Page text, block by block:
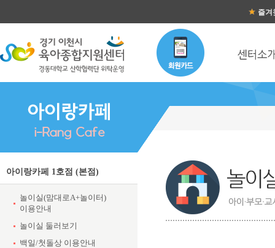
즐겨
아이랑카페 1호점 (본점)
놀이실(맘대로A+놀이터)
이용안내
놀이실 둘러보기
백일/첫돌상 이용안내